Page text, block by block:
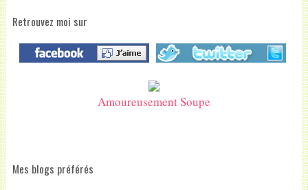
Retrouvez moi sur
Amoureusement Soupe
Mes blogs préférés